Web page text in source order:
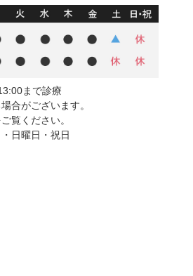
まで診療
合がございます。
覧ください。
・日曜日・祝日